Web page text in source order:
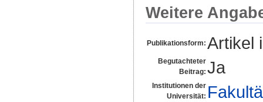
Weitere
Publikationsform: Artikel
Begutachteter
Beitrag: Ja
Institutionen der
Universität: